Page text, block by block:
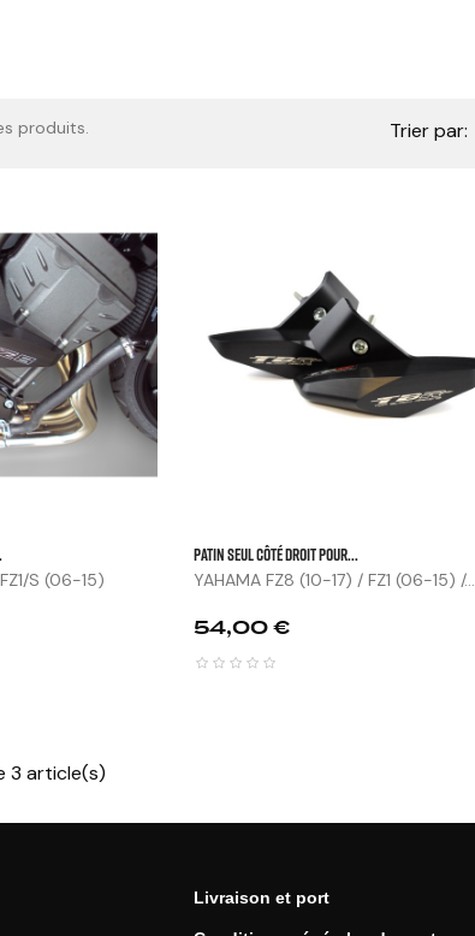
produits. Trier par:
S (06-15)
Patin Seul Côté Droit Pour...
YAHAMA FZ8 (10-17) / FZ1 (06-15) /...
Prix
54,00 €
3 article(s)
Livraison et port